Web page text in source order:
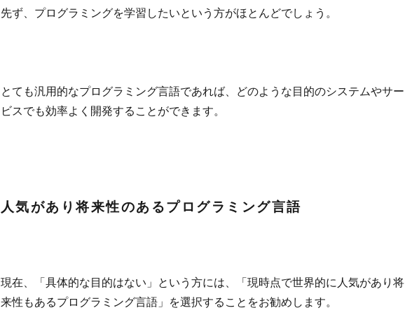
先ず、プログラミングを学習したいという方がほとんどでしょう。
とても汎用的なプログラミング言語であれば、どのような目的のシステムやサー
ビスでも効率よく開発することができます。
人気があり将来性のあるプログラミング言語
現在、「具体的な目的はない」という方には、「現時点で世界的に人気があり将
来性もあるプログラミング言語」を選択することをお勧めします。